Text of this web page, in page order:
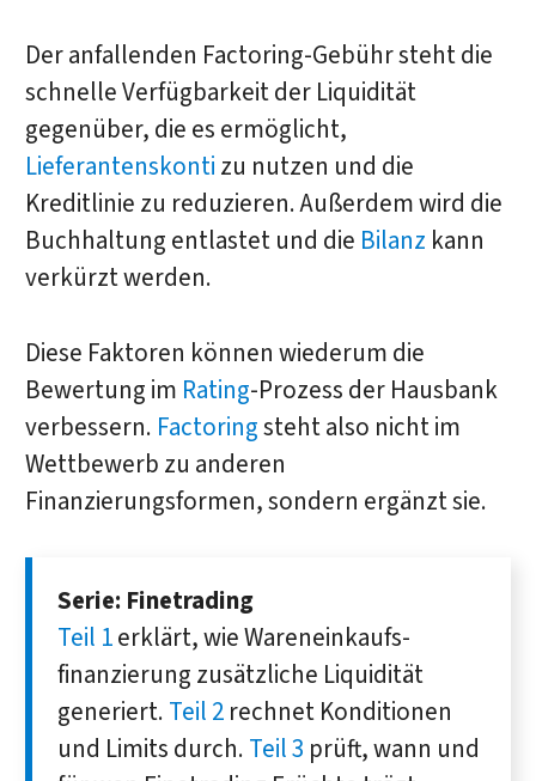
Der anfallenden Factoring-Gebühr steht die
schnelle Verfügbarkeit der Liquidität
gegenüber, die es ermöglicht,
Lieferantenskonti zu nutzen und die
Kreditlinie zu reduzieren. Außerdem wird die
Buchhaltung entlastet und die Bilanz kann
verkürzt werden.
Diese Faktoren können wiederum die
Bewertung im Rating-Prozess der Hausbank
verbessern. Factoringsteht also nicht im
Wettbewerb zu anderen
Finanzierungsformen, sondern ergänzt sie.
Serie: Finetrading
Teil 1erklärt, wie Waren­einkaufs­
finanzierung zu­sätz­liche Liqui­dität
generiert. Teil 2 rechnet Kon­ditio­nen
und Limits durch. Teil 3 prüft, wann und